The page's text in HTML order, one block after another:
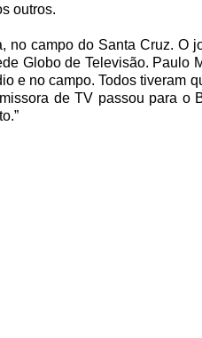
outros.
no campo do Santa Cruz. O
Globo de Televisão. Paulo
e no campo. Todos tiveram
de TV passou para o